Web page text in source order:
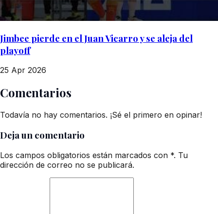
Jimbee pierde en el Juan Vicarro y se aleja del
playoff
25 Apr 2026
Comentarios
Todavía no hay comentarios. ¡Sé el primero en opinar!
Deja un comentario
Los campos obligatorios están marcados con *. Tu
dirección de correo no se publicará.